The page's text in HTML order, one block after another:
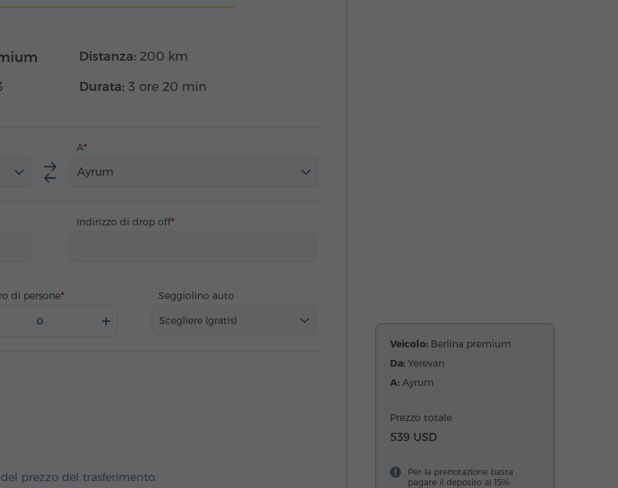
Distanza: 200 km
Durata: 3 ore 20 min
A
Ayrum
Indirizzo di drop off
di persone
Seggiolino auto
Scegliere (gratis)
prezzo del trasferimento.
Veicolo: Berlina premium
Da: Yerevan
A: Ayrum
Prezzo totale
539 USD
Per la prenotazione basta
pagare il deposito al 15%: